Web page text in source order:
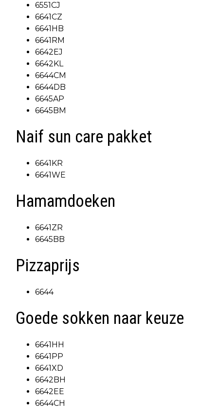
6551CJ
6641CZ
6641HB
6641RM
6642EJ
6642KL
6644CM
6644DB
6645AP
6645BM
Naif sun care pakket
6641KR
6641WE
Hamamdoeken
6641ZR
6645BB
Pizzaprijs
6644
Goede sokken naar keuze
6641HH
6641PP
6641XD
6642BH
6642EE
6644CH